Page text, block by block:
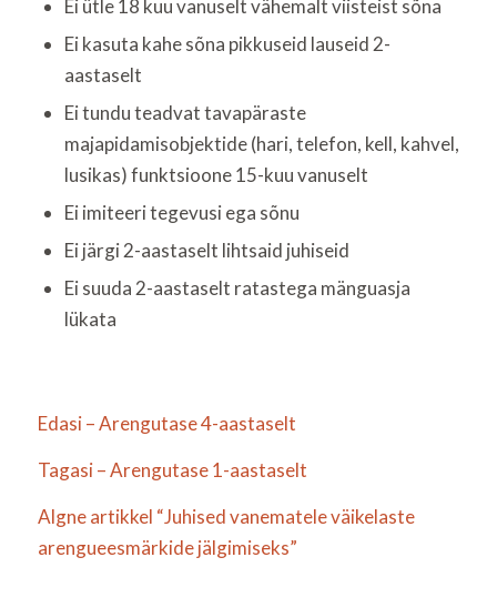
Ei ütle 18 kuu vanuselt vähemalt viisteist sõna
Ei kasuta kahe sõna pikkuseid lauseid 2-
aastaselt
Ei tundu teadvat tavapäraste
majapidamisobjektide (hari, telefon, kell, kahvel,
lusikas) funktsioone 15-kuu vanuselt
Ei imiteeri tegevusi ega sõnu
Ei järgi 2-aastaselt lihtsaid juhiseid
Ei suuda 2-aastaselt ratastega mänguasja
lükata
Edasi – Arengutase 4-aastaselt
Tagasi – Arengutase 1-aastaselt
Algne artikkel “Juhised vanematele väikelaste
arengueesmärkide jälgimiseks”